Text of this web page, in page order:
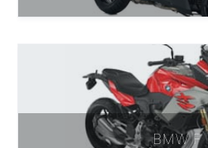
BMW F